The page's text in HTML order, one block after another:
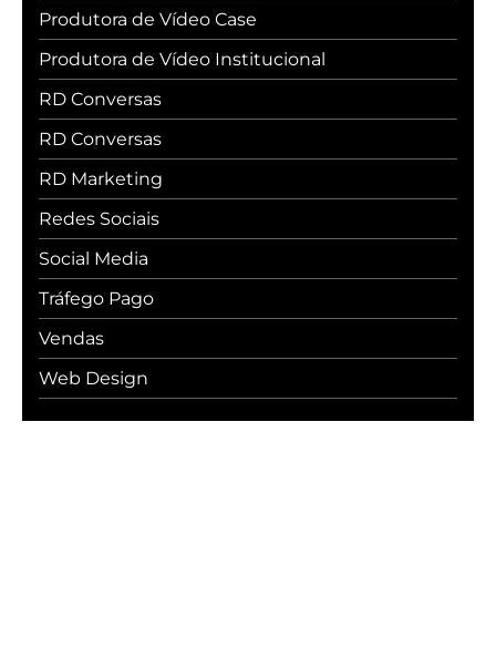
Produtora de Vídeo Case
Produtora de Vídeo Institucional
RD Conversas
RD Conversas
RD Marketing
Redes Sociais
Social Media
Tráfego Pago
Vendas
Web Design